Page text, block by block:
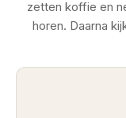
zetten koffie en
horen. Daarna